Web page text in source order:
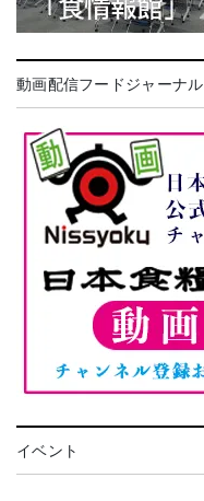
動画配信フードジャーナル
イベント